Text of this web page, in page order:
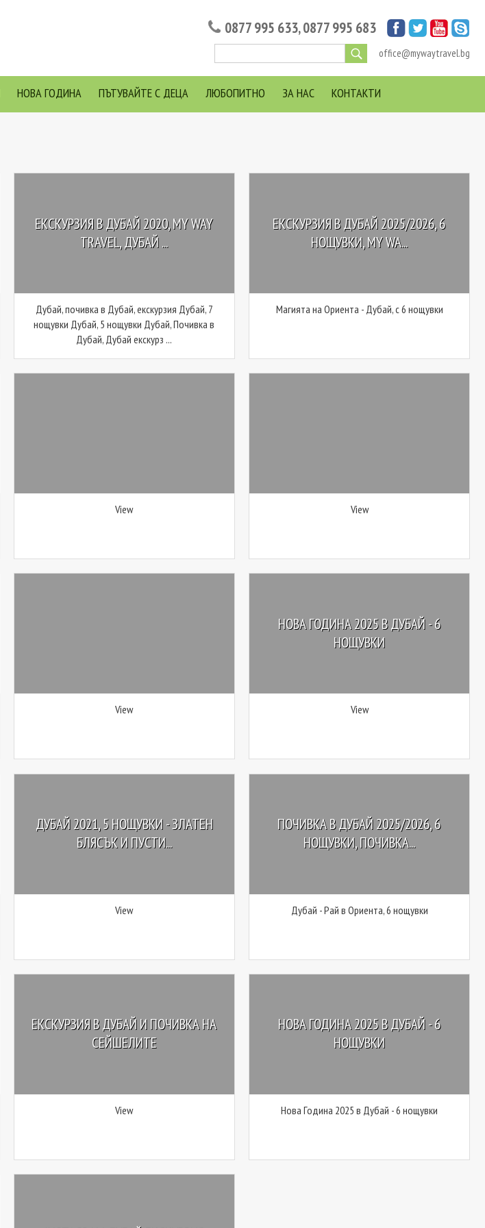
0877 995 633,0877 995 683
office@mywaytravel.bg
НОВА ГОДИНА ПЪТУВАЙТЕ С ДЕЦА ЛЮБОПИТНО ЗА НАС КОНТАКТИ
ЕКСКУРЗИЯ В ДУБАЙ 2020, MY WAY
TRAVEL, ДУБАЙ ...
Дубай, почивка в Дубай, екскурзия Дубай, 7
нощувки Дубай, 5 нощувки Дубай, Почивка в
Дубай, Дубай екскурз ...
ЕКСКУРЗИЯ В ДУБАЙ 2025/2026, 6
НОЩУВКИ, MY WA...
Магията на Ориента - Дубай, с 6 нощувки
View View
View
НОВА ГОДИНА 2025 В ДУБАЙ - 6
НОЩУВКИ
View
ДУБАЙ 2021, 5 НОЩУВКИ - ЗЛАТЕН
БЛЯСЪК И ПУСТИ...
View
ПОЧИВКА В ДУБАЙ 2025/2026, 6
НОЩУВКИ, ПОЧИВКА...
Дубай - Рай в Ориента, 6 нощувки
ЕКСКУРЗИЯ В ДУБАЙ И ПОЧИВКА НА
СЕЙШЕЛИТЕ
View
НОВА ГОДИНА 2025 В ДУБАЙ - 6
НОЩУВКИ
Нова Година 2025 в Дубай - 6 нощувки